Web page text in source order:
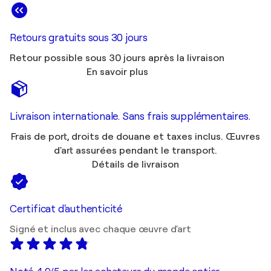
Retours gratuits sous 30 jours
Retour possible sous 30 jours après la livraison
En savoir plus
Livraison internationale. Sans frais supplémentaires.
Frais de port, droits de douane et taxes inclus. Œuvres
d'art assurées pendant le transport.
Détails de livraison
Certificat d'authenticité
Signé et inclus avec chaque œuvre d'art